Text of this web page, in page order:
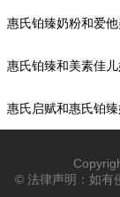
惠氏铂臻奶粉和爱
比）
惠氏铂臻和美素佳
惠氏启赋和惠氏铂
© 法律声明：如有